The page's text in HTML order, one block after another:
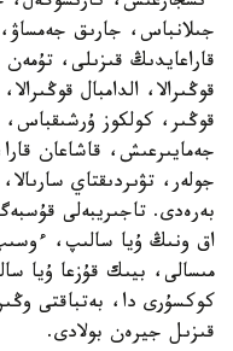
جىلانباس، جارىق
قاراعايدىڭ قىزىلى،
قوڭىرالا، الدامبال
قوڭىر، كولكوز
جەمايىرعىش، قاشاعان
جولەر، تۋىردىقتاي
بەرەدى. تاجىريبەلى
اق ونىڭ ۇيا سالىپ،
مىسالى، بيىك قۇزعا ۇيا
كوكسۇرى دا، بەتباقتى
قىزىل جيرەن بولادى.